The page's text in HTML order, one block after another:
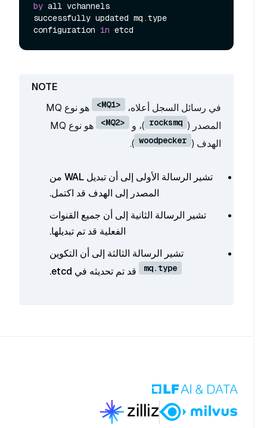
by all vchannels
successfully updated mq.type
configuration in
في رسائل السجل أعلاه، <MQ1>
هو نوع MQ
المصدر ( rocksmq )، و <MQ2>
هو نوع MQ
الهدف ( woodpecker
).
تشير الرسالة الأولى إلى أن تبديل WAL من
المصدر إلى الهدف قد اكتمل.
تشير الرسالة الثانية إلى أن جميع القنوات
الفعلية قد تم تبديلها.
تشير الرسالة الثالثة إلى أن التكوين
mq.type قد تم تحديثه في etcd.